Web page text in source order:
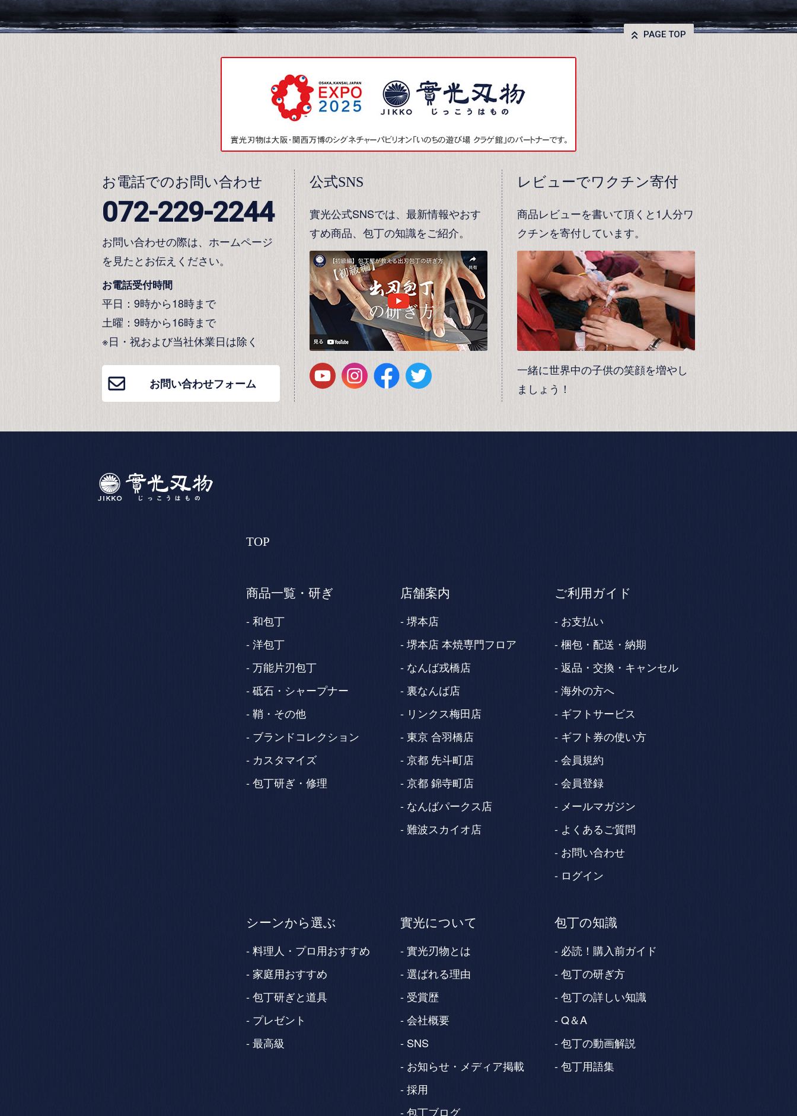
PAGE TOP
お電話でのお問い合わせ
072-229-2244
お問い合わせの際は、ホームページ
を見たとお伝えください。
お電話受付時間
平日：9時から18時まで
土曜：9時から16時まで
※日・祝および当社休業日は除く
お問い合わせフォーム
公式SNS
實光公式SNSでは、最新情報やおす
すめ商品、包丁の知識をご紹介。
レビューでワクチン寄付
商品レビューを書いて頂くと1人分ワ
クチンを寄付しています。
一緒に世界中の子供の笑顔を増やし
ましょう！
TOP
商品一覧・研ぎ
和包丁
洋包丁
万能片刃包丁
砥石・シャープナー
鞘・その他
ブランドコレクション
カスタマイズ
包丁研ぎ・修理
店舗案内
堺本店
堺本店 本焼専門フロア
なんば戎橋店
裏なんば店
リンクス梅田店
東京 合羽橋店
京都 先斗町店
京都 錦寺町店
なんばパークス店
難波スカイオ店
ご利用ガイド
お支払い
梱包・配送・納期
返品・交換・キャンセル
海外の方へ
ギフトサービス
ギフト券の使い方
会員規約
会員登録
メールマガジン
よくあるご質問
お問い合わせ
ログイン
シーンから選ぶ
料理人・プロ用おすすめ
家庭用おすすめ
包丁研ぎと道具
プレゼント
最高級
實光について
實光刃物とは
選ばれる理由
受賞歴
会社概要
SNS
お知らせ・メディア掲載
採用
包丁ブログ
包丁の知識
必読！購入前ガイド
包丁の研ぎ方
包丁の詳しい知識
Q＆A
包丁の動画解説
包丁用語集